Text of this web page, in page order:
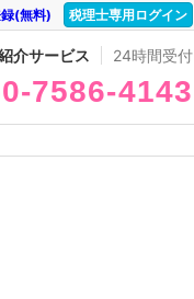
税理士専用ログイン
(無料)
介サービス 24時間受付
7586 4143